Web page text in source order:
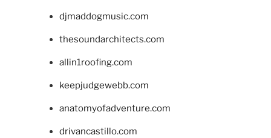
djmaddogmusic.com
thesoundarchitects.com
allin1roofing.com
keepjudgewebb.com
anatomyofadventure.com
drivancastillo.com